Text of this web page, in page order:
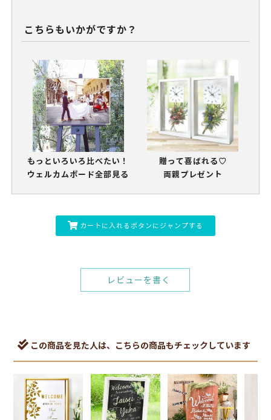
こちらもいかがですか？
もっといろいろ比べたい！
ウェルカムボード全部見る
贈って喜ばれる♡
両親プレゼント
カートに入れるボタンにジャンプする
レビューを書く
この商品を見た人は、こちらの商品もチェックしています